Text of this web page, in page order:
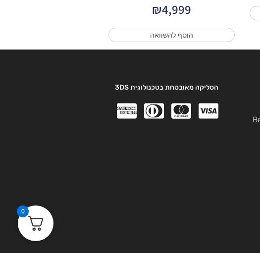
₪4,999
הוסף להשוואה
הסליקה מאובטחת בטכנולוגית 3DS
0